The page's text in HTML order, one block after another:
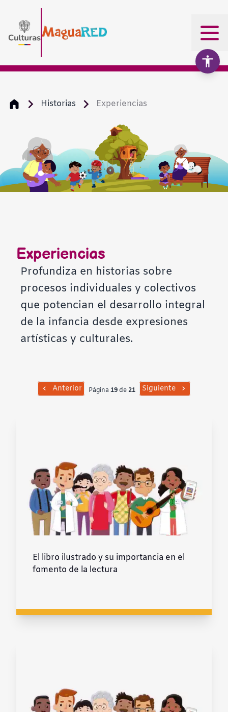
Historias Experiencias
Experiencias
Profundiza en historias sobre
procesos individuales y colectivos
que potencian el desarrollo integral
de la infancia desde expresiones
artísticas y culturales.
Anterior Página 19 de21 Siguiente
El libro ilustrado y su importancia en el
fomento de la lectura
Disminuir texto
Escala de grises
Fondo claro
Subrayar enlaces
Fuente legible